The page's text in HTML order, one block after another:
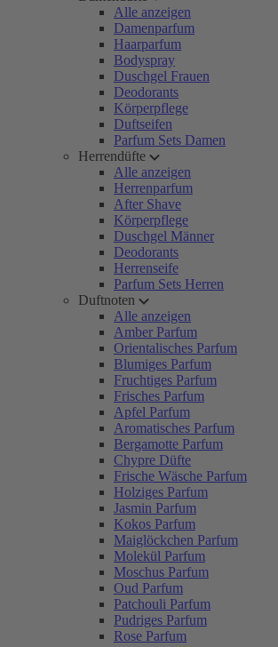
Alle anzeigen
Damenparfum
Haarparfum
Bodyspray
Duschgel Frauen
Deodorants
Körperpflege
Duftseifen
Parfum Sets Damen
Herrendüfte
Alle anzeigen
Herrenparfum
After Shave
Körperpflege
Duschgel Männer
Deodorants
Herrenseife
Parfum Sets Herren
Duftnoten
Alle anzeigen
Amber Parfum
Orientalisches Parfum
Blumiges Parfum
Fruchtiges Parfum
Frisches Parfum
Apfel Parfum
Aromatisches Parfum
Bergamotte Parfum
Chypre Düfte
Frische Wäsche Parfum
Holziges Parfum
Jasmin Parfum
Kokos Parfum
Maiglöckchen Parfum
Molekül Parfum
Moschus Parfum
Oud Parfum
Patchouli Parfum
Pudriges Parfum
Rose Parfum